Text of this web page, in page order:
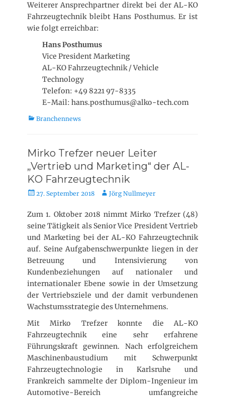
Weiterer Ansprechpartner direkt bei der AL-KO
Fahrzeugtechnik bleibt Hans Posthumus. Er ist
wie folgt erreichbar:
Hans Posthumus
Vice President Marketing
AL-KO Fahrzeugtechnik / Vehicle
Technology
Telefon: +49 8221 97-8335
E-Mail: hans.posthumus@alko-tech.com
K
e
g
o
r
i
Branchennews
Mirko Trefzer neuer Leiter
„Vertrieb und Marketing“ der AL-
KO Fahrzeugtechnik
V
r
ö
e
n
t
l
i
c
t
a
m
27. September 2018
A
o
r
Jörg Nullmeyer
Zum 1. Oktober 2018 nimmt Mirko Trefzer (48)
seine Tätigkeit als Senior Vice President Vertrieb
und Marketing bei der AL-KO Fahrzeugtechnik
auf. Seine Aufgabenschwerpunkte liegen in der
Betreuung und Intensivierung von
Kundenbeziehungen auf nationaler und
internationaler Ebene sowie in der Umsetzung
der Vertriebsziele und der damit verbundenen
Wachstumsstrategie des Unternehmens.
Mit Mirko Trefzer konnte die AL-KO
Fahrzeugtechnik eine sehr erfahrene
Führungskraft gewinnen. Nach erfolgreichem
Maschinenbaustudium mit Schwerpunkt
Fahrzeugtechnologie in Karlsruhe und
Frankreich sammelte der Diplom-Ingenieur im
Automotive-Bereich umfangreiche